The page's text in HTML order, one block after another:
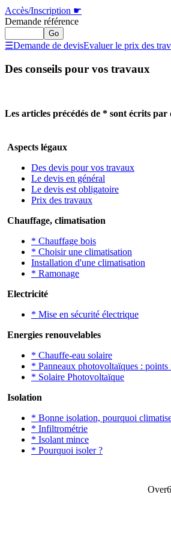
Accès/Inscription ☛
Demande référence
☰Demande de devisEvaluer le prix des
Des conseils pour vos travaux
Les articles précédés de * sont écrits
Aspects légaux
Des devis pour vos travaux
Le devis en général
Le devis est obligatoire
Prix des travaux
Chauffage, climatisation
* Chauffage bois
* Choisir une climatisation
Installation d'une climatisation
* Ramonage
Electricité
* Mise en sécurité électrique
Energies renouvelables
* Chauffe-eau solaire
* Panneaux photovoltaïques : points
* Solaire Photovoltaïque
Isolation
* Bonne isolation, pourquoi
* Infiltrométrie
* Isolant mince
* Pourquoi isoler ?